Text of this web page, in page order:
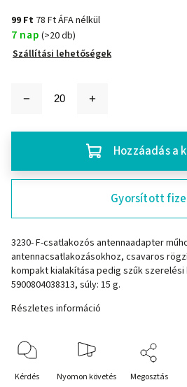
99 Ft 78 Ft ÁFA nélkül
7 nap (>20 db)
Szállítási lehetőségek
Hozzáadás a
Gyorsított
3230- F-csatlakozós antennaadapter
antennacsatlakozásokhoz, csavaros
kompakt kialakítása pedig szűk szerelési
5900804038313, súly: 15 g.
Részletes információ
Kérdés Nyomon követés Megosztás